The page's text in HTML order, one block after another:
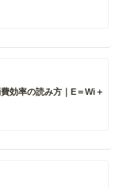
効率の読み方｜E＝Wi＋